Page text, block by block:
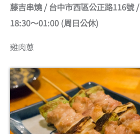
藤吉串燒 / 台中市西區公正路116號
18:30～01:00 (周日公休)
雞肉蔥